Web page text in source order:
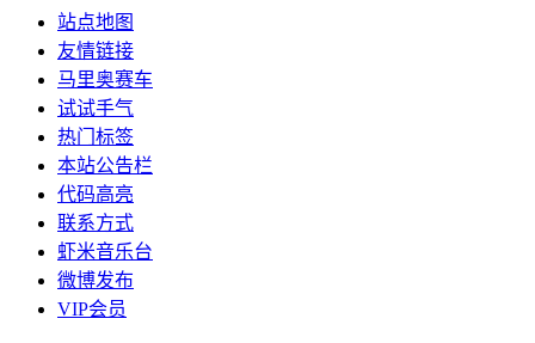
站点地图
友情链接
马里奥赛车
试试手气
热门标签
本站公告栏
代码高亮
联系方式
虾米音乐台
微博发布
VIP会员